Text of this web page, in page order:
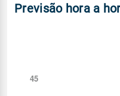
Previsão hora a